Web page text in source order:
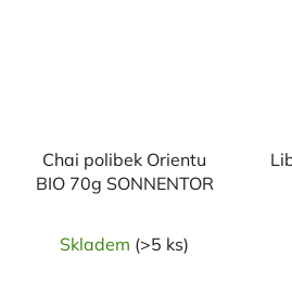
Chai polibek Orientu
BIO 70g SONNENTOR
Skladem (>5 ks)